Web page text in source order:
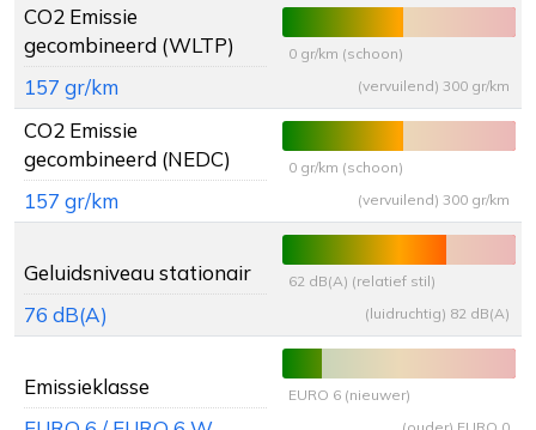
CO2 Emissie
gecombineerd (WLTP)
157 gr/km
0 gr/km (schoon)
(vervuilend) 300 gr/km
CO2 Emissie
gecombineerd (NEDC)
157 gr/km
0 gr/km (schoon)
(vervuilend) 300 gr/km
Geluidsniveau stationair
76 dB(A)
62 dB(A) (relatief stil)
(luidruchtig) 82 dB(A)
Emissieklasse
EURO 6 (nieuwer)